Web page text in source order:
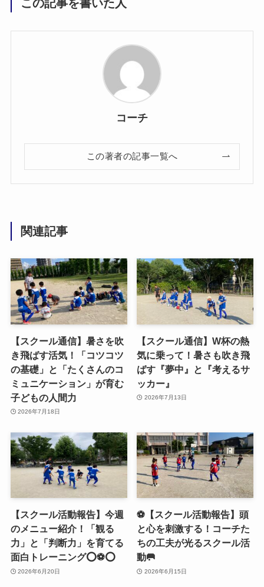
この記事を書いた人
コーチ
この著者の記事一覧へ
関連記事
【スクール通信】暑さを吹
き飛ばす活気！「コツコツ
の基礎」と「たくさんのコ
ミュニケーション」が育む
子どもの人間力
2026年7月18日
【スクール通信】W杯の熱
気に乗って！暑さも吹き飛
ばす『夢中』と『考えるサ
ッカー』
2026年7月13日
【スクール活動報告】今週
のメニュー紹介！「観る
力」と「判断力」を育てる
面白トレーニング⭕️⚽️⭕️
2026年6月20日
⚽️【スクール活動報告】頭
と心を刺激する！コーチた
ちの工夫が光るスクール活
動🥅
2026年6月15日